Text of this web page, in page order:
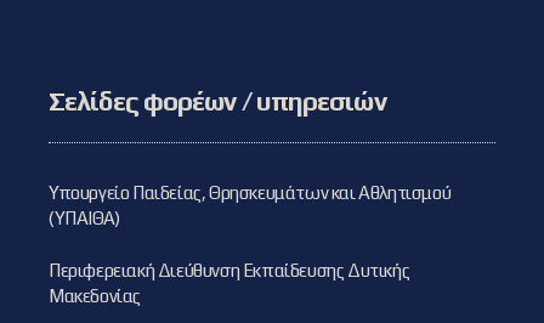
Σελίδες φορέων / υπηρεσιών
Υπουργείο Παιδείας, Θρησκευμάτων και Αθλητισμού
(ΥΠΑΙΘΑ)
Περιφερειακή Διεύθυνση Εκπαίδευσης Δυτικής
Μακεδονίας